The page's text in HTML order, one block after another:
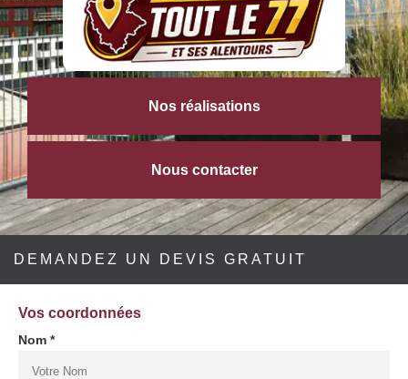
Nos réalisations
Nous contacter
DEMANDEZ UN DEVIS GRATUIT
Vos coordonnées
Nom *